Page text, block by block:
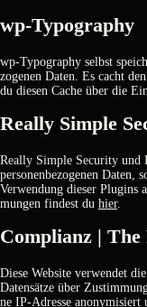
wp-Typo­gra­phy
wp-Typo­gra­phy selbst
zo­ge­nen Daten. Es cacht
du die­sen Cache über die
Real­ly Simp­le
Real­ly Simp­le Secu­ri­ty und
per­so­nen­be­zo­ge­nen Daten,
Ver­wen­dung die­ser Plug­ins
mun­gen fin­dest du hier.
Com­pli­anz |
Die­se Web­site ver­wen­det
Daten­sät­ze über
ne IP-Adres­se anony­mi­siert